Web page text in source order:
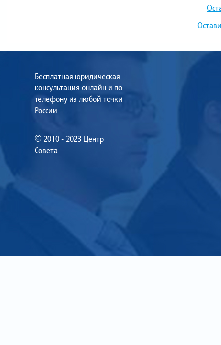
Бесплатная юридическая
консультация онлайн и по
телефону из любой точки
России
© 2010 - 2023 Центр
Совета